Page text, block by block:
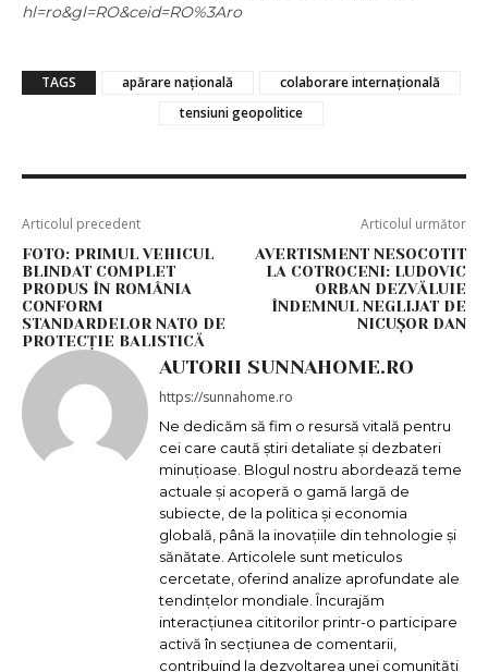
hl=ro&gl=RO&ceid=RO%3Aro
TAGS apărare națională
colaborare internațională
tensiuni geopolitice
Articolul precedent
FOTO: PRIMUL VEHICUL
BLINDAT COMPLET
PRODUS ÎN ROMÂNIA
CONFORM
STANDARDELOR NATO DE
PROTECȚIE BALISTICĂ
Articolul următor
AVERTISMENT NESOCOTIT
LA COTROCENI: LUDOVIC
ORBAN DEZVĂLUIE
ÎNDEMNUL NEGLIJAT DE
NICUȘOR DAN
AUTORII SUNNAHOME.RO
https://sunnahome.ro
Ne dedicăm să fim o resursă vitală pentru
cei care caută știri detaliate și dezbateri
minuțioase. Blogul nostru abordează teme
actuale și acoperă o gamă largă de
subiecte, de la politica și economia
globală, până la inovațiile din tehnologie și
sănătate. Articolele sunt meticulos
cercetate, oferind analize aprofundate ale
tendințelor mondiale. Încurajăm
interacțiunea cititorilor printr-o participare
activă în secțiunea de comentarii,
contribuind la dezvoltarea unei comunități